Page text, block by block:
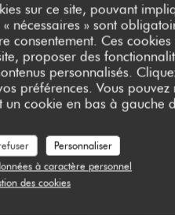
sur ce site, pouvant
nécessaires » sont
consentement. Ces
proposer des
personnalisés.
préférences. Vous
cookie en bas à gauche
Personnaliser
à caractère personnel
des cookies